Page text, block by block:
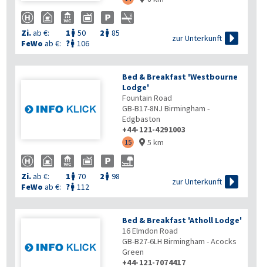
Zi.ab €: 1  50 2  85
FeWo ab €: ? 106
zur Unterkunft 
Bed & Breakfast 'Westbourne
Lodge'
Fountain Road
GB-B17-8NJ Birmingham -
Edgbaston
+44-121-4291003
15  5 km
Zi.ab €: 1  70 2  98
FeWo ab €: ? 112
zur Unterkunft 
Bed & Breakfast 'Atholl Lodge'
16 Elmdon Road
GB-B27-6LH Birmingham - Acocks
Green
+44-121-7074417